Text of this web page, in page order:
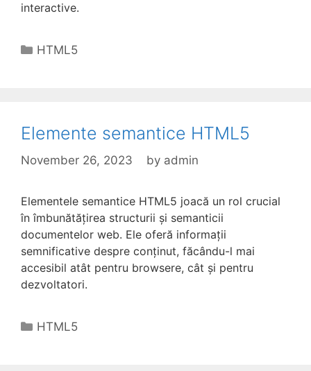
interactive.
Categories
HTML5
Elemente semantice HTML5
November 26, 2023 by admin
Elementele semantice HTML5 joacă un rol crucial
în îmbunătățirea structurii și semanticii
documentelor web. Ele oferă informații
semnificative despre conținut, făcându-l mai
accesibil atât pentru browsere, cât și pentru
dezvoltatori.
Categories
HTML5